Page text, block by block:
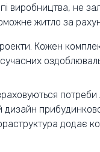
виробництва, не
житло за
Кожен
прибудинкової
додає